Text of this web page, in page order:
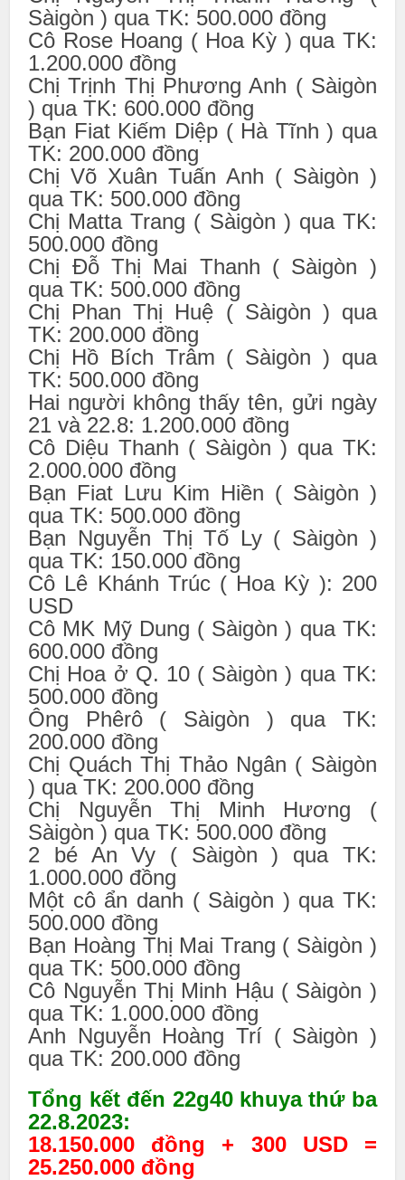
Sàigòn ) qua TK: 500.000 đồng
Cô Rose Hoang ( Hoa Kỳ ) qua TK:
1.200.000 đồng
Chị Trịnh Thị Phương Anh ( Sàigòn
) qua TK: 600.000 đồng
Bạn Fiat Kiếm Diệp ( Hà Tĩnh ) qua
TK: 200.000 đồng
Chị Võ Xuân Tuấn Anh ( Sàigòn )
qua TK: 500.000 đồng
Chị Matta Trang ( Sàigòn ) qua TK:
500.000 đồng
Chị Đỗ Thị Mai Thanh ( Sàigòn )
qua TK: 500.000 đồng
Chị Phan Thị Huệ ( Sàigòn ) qua
TK: 200.000 đồng
Chị Hồ Bích Trâm ( Sàigòn ) qua
TK: 500.000 đồng
Hai người không thấy tên, gửi ngày
21 và 22.8: 1.200.000 đồng
Cô Diệu Thanh ( Sàigòn ) qua TK:
2.000.000 đồng
Bạn Fiat Lưu Kim Hiền ( Sàigòn )
qua TK: 500.000 đồng
Bạn Nguyễn Thị Tố Ly ( Sàigòn )
qua TK: 150.000 đồng
Cô Lê Khánh Trúc ( Hoa Kỳ ): 200
USD
Cô MK Mỹ Dung ( Sàigòn ) qua TK:
600.000 đồng
Chị Hoa ở Q. 10 ( Sàigòn ) qua TK:
500.000 đồng
Ông Phêrô ( Sàigòn ) qua TK:
200.000 đồng
Chị Quách Thị Thảo Ngân ( Sàigòn
) qua TK: 200.000 đồng
Chị Nguyễn Thị Minh Hương (
Sàigòn ) qua TK: 500.000 đồng
2 bé An Vy ( Sàigòn ) qua TK:
1.000.000 đồng
Một cô ẩn danh ( Sàigòn ) qua TK:
500.000 đồng
Bạn Hoàng Thị Mai Trang ( Sàigòn )
qua TK: 500.000 đồng
Cô Nguyễn Thị Minh Hậu ( Sàigòn )
qua TK: 1.000.000 đồng
Anh Nguyễn Hoàng Trí ( Sàigòn )
qua TK: 200.000 đồng
Tổng kết đến 22g40 khuya thứ ba
22.8.2023:
18.150.000 đồng + 300 USD =
25.250.000 đồng